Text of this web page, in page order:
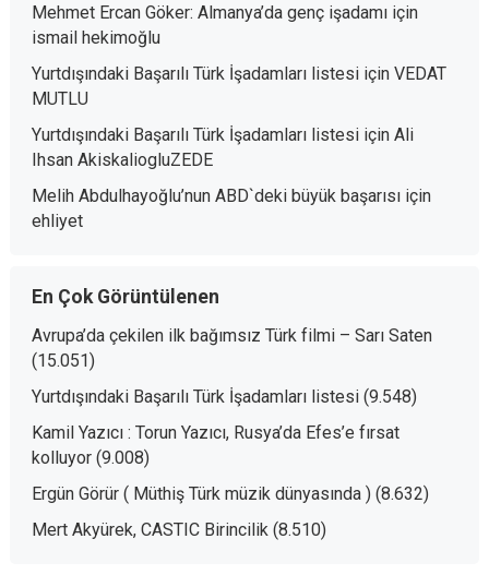
Mehmet Ercan Göker: Almanya’da genç işadamıiçin
ismail hekimoğlu
Yurtdışındaki Başarılı Türk İşadamları listesiiçin VEDAT
MUTLU
Yurtdışındaki Başarılı Türk İşadamları listesiiçin Ali
Ihsan AkiskaliogluZEDE
Melih Abdulhayoğlu’nun ABD`deki büyük başarısıiçin
ehliyet
En Çok Görüntülenen
Avrupa’da çekilen ilk bağımsız Türk filmi – Sarı Saten
(15.051)
Yurtdışındaki Başarılı Türk İşadamları listesi (9.548)
Kamil Yazıcı : Torun Yazıcı, Rusya’da Efes’e fırsat
kolluyor (9.008)
Ergün Görür ( Müthiş Türk müzik dünyasında ) (8.632)
Mert Akyürek, CASTIC Birincilik (8.510)